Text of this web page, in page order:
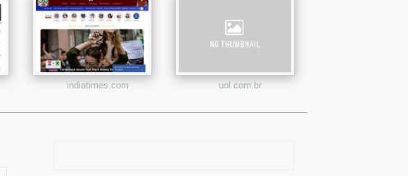
indiatimes.com uol.com.br